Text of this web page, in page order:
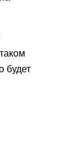
будет